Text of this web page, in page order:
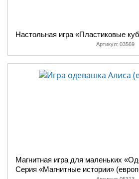
Настольная игра «Пластиковые
Артикул: 03569
Магнитная игра для маленьких
Серия «Магнитные истории»